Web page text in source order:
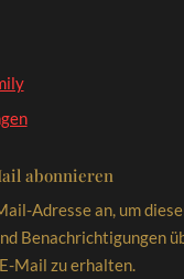
abonnieren
Adresse an, um
Benachrichtigungen
Mail zu erhalten.